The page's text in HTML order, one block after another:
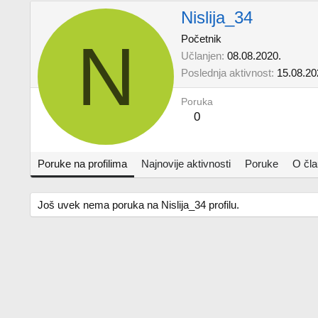
N
Nislija_34
Početnik
Učlanjen 08.08.2020.
Poslednja aktivnost
Poruka
0
Poruke na profilima Najnovije aktivnosti Poruke O
Još uvek nema poruka na Nislija_34 profilu.